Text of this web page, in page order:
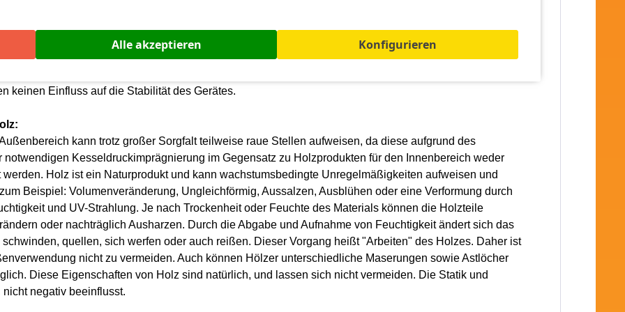
offenporigen Holzschutzlasuren. Verwenden Sie keine Lacke. Durch die Verwendung von Lackfarben
Dieses führt zur Zerstörung des Holzes durch Fäulnis. Auch bei richtiger Auswahl und fachgerechter
keinen Einfluss auf die Stabilität des Gerätes.
kann trotz großer Sorgfalt teilweise raue Stellen aufweisen, da diese aufgrund des
Kesseldruckimprägnierung im Gegensatz zu Holzprodukten für den Innenbereich weder
werden. Holz ist ein Naturprodukt und kann wachstumsbedingte Unregelmäßigkeiten aufweisen und
Beispiel: Volumenveränderung, Ungleichförmig, Aussalzen, Ausblühen oder eine Verformung durch
und UV-Strahlung. Je nach Trockenheit oder Feuchte des Materials können die Holzteile
oder nachträglich Ausharzen. Durch die Abgabe und Aufnahme von Feuchtigkeit ändert sich das
quellen, sich werfen oder auch reißen. Dieser Vorgang heißt "Arbeiten" des Holzes. Daher ist
nicht zu vermeiden. Auch können Hölzer unterschiedliche Maserungen sowie Astlöcher
Diese Eigenschaften von Holz sind natürlich, und lassen sich nicht vermeiden. Die Statik und
negativ beeinflusst.
Alle akzeptieren Konfigurieren